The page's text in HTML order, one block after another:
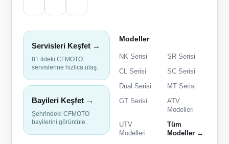
Servisleri Keşfet →
81 ildeki CFMOTO
servislerine hızlıca ulaş.
Bayileri Keşfet →
Şehrindeki CFMOTO
bayilerini görüntüle.
Modeller
NK Serisi
SR Serisi
CL Serisi
SC Serisi
Dual Serisi
MT Serisi
GT Serisi
ATV
Modelleri
UTV
Modelleri
Tüm
Modeller →